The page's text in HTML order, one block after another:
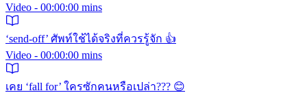
Video - 00:00:00 mins
‘send-off’ ศัพท์ใช้ได้จริงที่ควรรู้จัก 👍
Video - 00:00:00 mins
เคย ‘fall for’ ใครซักคนหรือเปล่า??? 😊